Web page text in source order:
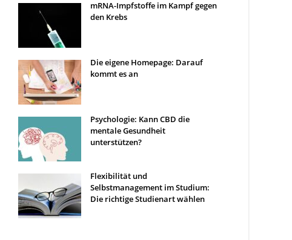
mRNA-Impfstoffe im Kampf gegen
den Krebs
Die eigene Homepage: Darauf
kommt es an
Psychologie: Kann CBD die
mentale Gesundheit
unterstützen?
Flexibilität und
Selbstmanagement im Studium:
Die richtige Studienart wählen